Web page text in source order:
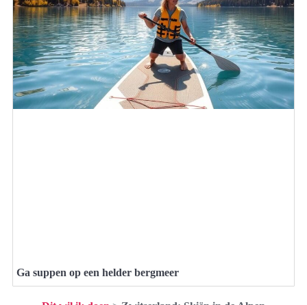
Ga suppen op een helder bergmeer